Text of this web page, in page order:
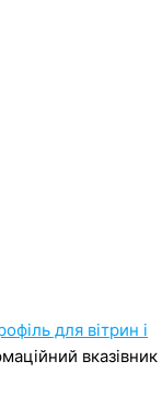
для вітрин і